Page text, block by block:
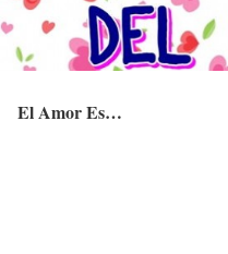
El Amor Es…